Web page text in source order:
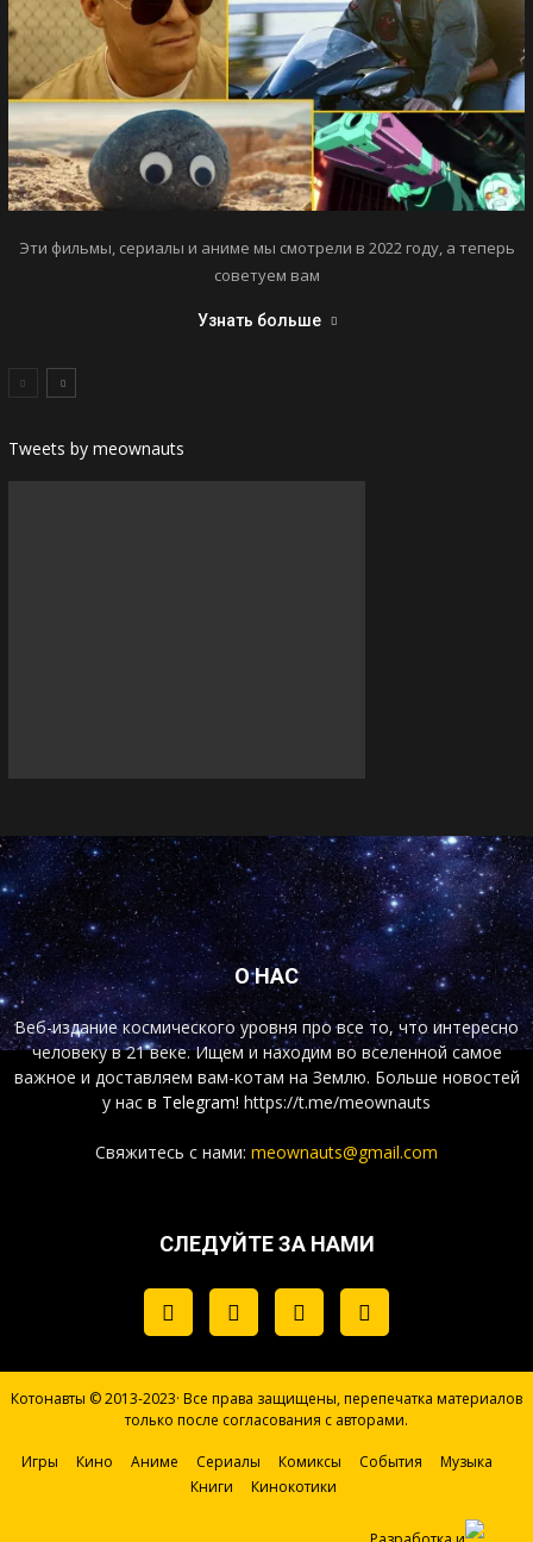
Эти фильмы, сериалы и аниме мы смотрели в 2022 году, а теперь
советуем вам
Узнать больше
Tweets by meownauts
О НАС
Веб-издание космического уровня про все то, что интересно
человеку в 21 веке. Ищем и находим во вселенной самое
важное и доставляем вам-котам на Землю. Больше новостей
у нас в Telegram! https://t.me/meownauts
Свяжитесь с нами: meownauts@gmail.com
СЛЕДУЙТЕ ЗА НАМИ
Котонавты © 2013-2023· Все права защищены, перепечатка материалов
только после согласования с авторами.
Игры Кино Аниме Сериалы Комиксы События
Музыка
Книги
Кинокотики